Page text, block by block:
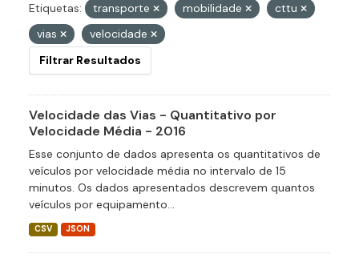
Etiquetas: transporte mobilidade
cttu
vias
velocidade
Filtrar Resultados
Velocidade das Vias - Quantitativo por
Velocidade Média - 2016
Esse conjunto de dados apresenta os quantitativos de
veículos por velocidade média no intervalo de 15
minutos. Os dados apresentados descrevem quantos
veículos por equipamento...
CSV JSON